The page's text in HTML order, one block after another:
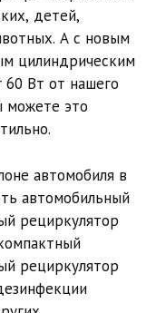
детей,
А с новым
цилиндрическим
60 Вт от нашего
можете это
автомобиля в
автомобильный
рециркулятор
рециркулятор